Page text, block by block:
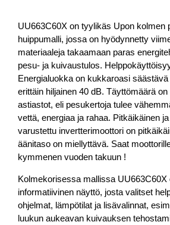
UU663C60X on tyylikäs Upon kolmen
huippumalli, jossa on hyödynnetty
materiaaleja takaamaan paras
pesu- ja kuivaustulos.
Energialuokka on kukkaroasi
erittäin hiljainen 40 dB. Täyttömäärä
astiastot, eli pesukertoja tulee
vettä, energiaa ja rahaa. Pitkäikäinen
varustettu invertterimoottori on
äänitaso on miellyttävä. Saat
kymmenen vuoden takuun !
Kolmekorisessa mallissa UU663C60X
informatiivinen näyttö, josta valitset
ohjelmat, lämpötilat ja lisävalinnat,
luukun aukeavan kuivauksen